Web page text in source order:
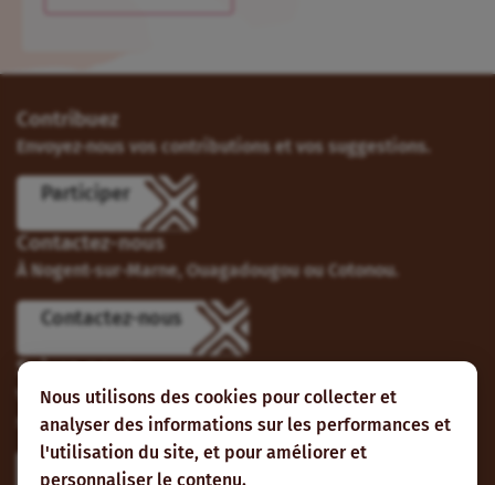
Nous utilisons des cookies pour collecter et
analyser des informations sur les performances et
l'utilisation du site, et pour améliorer et
personnaliser le contenu.
Contribuez
Envoyez-nous vos contributions et vos suggestions.
Participer
Contactez-nous
À Nogent-sur-Marne, Ouagadougou ou Cotonou.
Contactez-nous
Suivez-nous
Vous pouvez aussi vous abonner à nos flux RSS et nous
suivre sur les réseaux sociaux.